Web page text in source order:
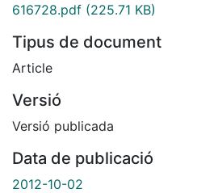
616728.pdf (225.71 KB)
Tipus de document
Article
Versió
Versió publicada
Data de publicació
2012-10-02